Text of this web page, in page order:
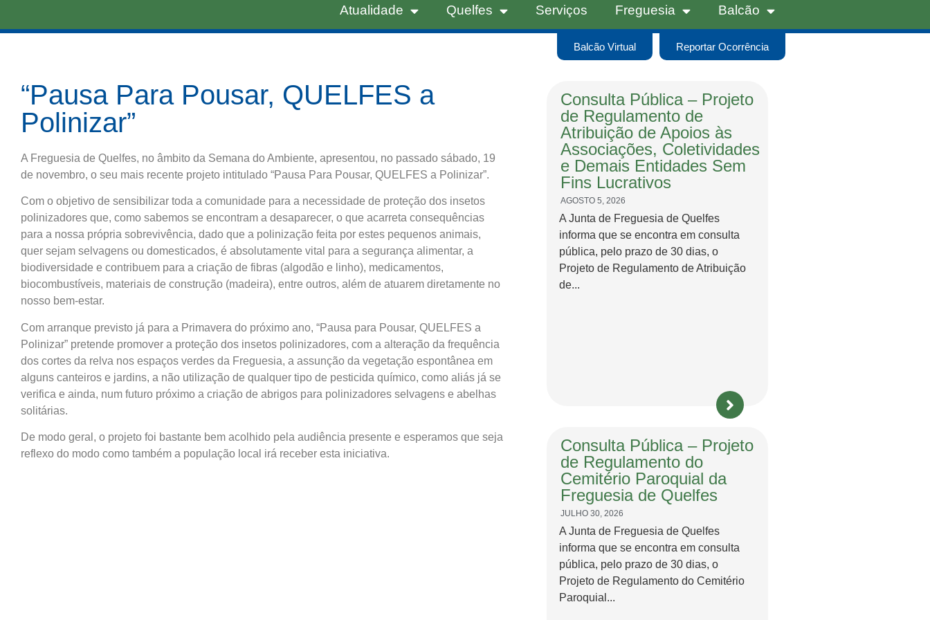
Atualidade Quelfes Serviços Freguesia Balcão
Balcão Virtual Reportar Ocorrência
“Pausa Para Pousar, QUELFES a
Polinizar”
A Freguesia de Quelfes, no âmbito da Semana do Ambiente, apresentou, no passado sábado, 19
de novembro, o seu mais recente projeto intitulado “Pausa Para Pousar, QUELFES a Polinizar”.
Com o objetivo de sensibilizar toda a comunidade para a necessidade de proteção dos insetos
polinizadores que, como sabemos se encontram a desaparecer, o que acarreta consequências
para a nossa própria sobrevivência, dado que a polinização feita por estes pequenos animais,
quer sejam selvagens ou domesticados, é absolutamente vital para a segurança alimentar, a
biodiversidade e contribuem para a criação de fibras (algodão e linho), medicamentos,
biocombustíveis, materiais de construção (madeira), entre outros, além de atuarem diretamente no
nosso bem-estar.
Com arranque previsto já para a Primavera do próximo ano, “Pausa para Pousar, QUELFES a
Polinizar” pretende promover a proteção dos insetos polinizadores, com a alteração da frequência
dos cortes da relva nos espaços verdes da Freguesia, a assunção da vegetação espontânea em
alguns canteiros e jardins, a não utilização de qualquer tipo de pesticida químico, como aliás já se
verifica e ainda, num futuro próximo a criação de abrigos para polinizadores selvagens e abelhas
solitárias.
De modo geral, o projeto foi bastante bem acolhido pela audiência presente e esperamos que seja
reflexo do modo como também a população local irá receber esta iniciativa.
Consulta Pública – Projeto
de Regulamento de
Atribuição de Apoios às
Associações, Coletividades
e Demais Entidades Sem
Fins Lucrativos
AGOSTO 5, 2026
A Junta de Freguesia de Quelfes
informa que se encontra em consulta
pública, pelo prazo de 30 dias, o
Projeto de Regulamento de Atribuição
de...
Consulta Pública – Projeto
de Regulamento do
Cemitério Paroquial da
Freguesia de Quelfes
JULHO 30, 2026
A Junta de Freguesia de Quelfes
informa que se encontra em consulta
pública, pelo prazo de 30 dias, o
Projeto de Regulamento do Cemitério
Paroquial...